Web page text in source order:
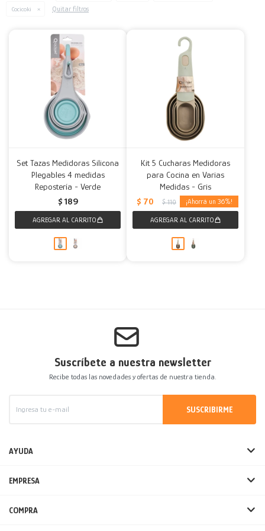
Cocicoki Quitar filtros
Set Tazas Medidoras Silicona
Plegables 4 medidas
Repostería - Verde
$ 189
Kit 5 Cucharas Medidoras
para Cocina en Varias
Medidas - Gris
$ 70 $ 110 36
Suscríbete a nuestra newsletter
Recibe todas las novedades y ofertas de nuestra tienda.
SUSCRIBIRME
AYUDA
EMPRESA
COMPRA
Accesorios para el hogar
Herramientas
Muebles Infantiles